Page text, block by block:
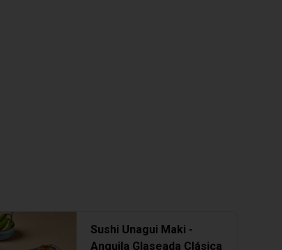
Sushi Unagui Maki -
Anguila Glaseada Clásica